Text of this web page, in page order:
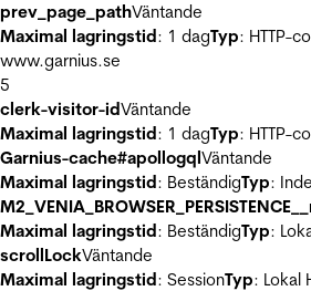
prev_page_pathVäntande
Maximal lagringstid: 1 dagTyp: HTTP-
www.garnius.se
5
clerk-visitor-idVäntande
Maximal lagringstid: 1 dagTyp: HTTP-
Garnius-cache#apollogqlVäntande
Maximal lagringstid: BeständigTyp:
Maximal lagringstid: BeständigTyp:
scrollLockVäntande
Maximal lagringstid: SessionTyp: Lokal